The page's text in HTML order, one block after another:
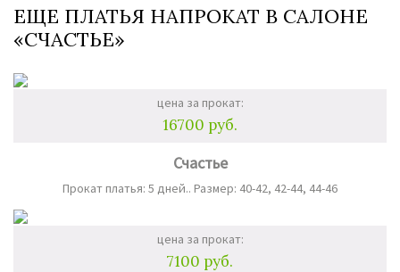
ЕЩЕ ПЛАТЬЯ НАПРОКАТ В САЛОНЕ
«СЧАСТЬЕ»
цена за прокат:
16700 руб.
Счастье
Прокат платья: 5 дней.. Размер: 40-42, 42-44, 44-46
цена за прокат:
7100 руб.